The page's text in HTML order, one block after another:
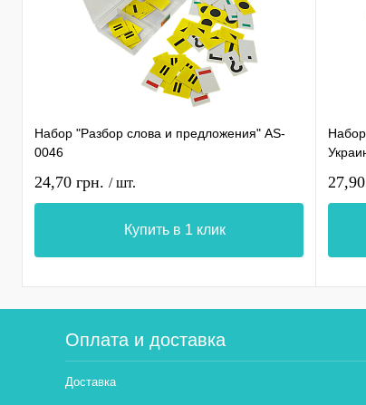
Набор "Разбор слова и предложения" AS-
0046
24,70 грн. / шт.
Купить в 1 клик
Оплата и доставка
Доставка